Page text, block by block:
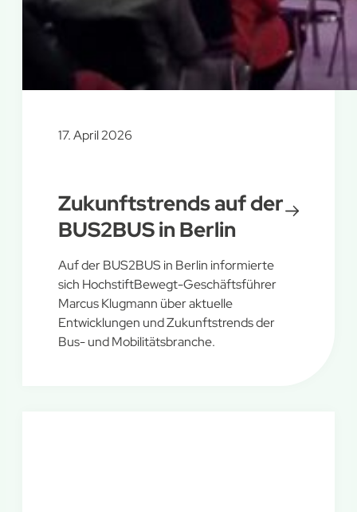
17. April 2026
Zukunftstrends auf der
BUS2BUS in Berlin
Auf der BUS2BUS in Berlin informierte
sich HochstiftBewegt-Geschäftsführer
Marcus Klugmann über aktuelle
Entwicklungen und Zukunftstrends der
Bus- und Mobilitätsbranche.